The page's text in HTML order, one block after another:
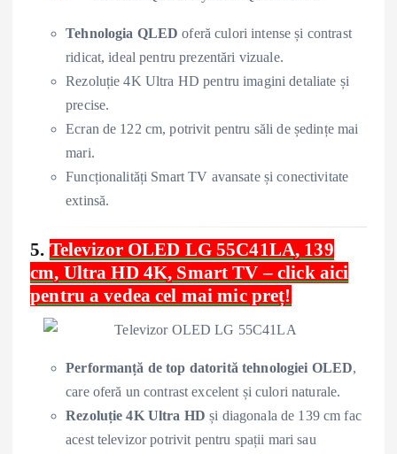
Tehnologia QLED oferă culori intense și contrast
ridicat, ideal pentru prezentări vizuale.
Rezoluție 4K Ultra HD pentru imagini detaliate și
precise.
Ecran de 122 cm, potrivit pentru săli de ședințe mai
mari.
Funcționalități Smart TV avansate și conectivitate
extinsă.
5. Televizor OLED LG 55C41LA, 139
cm, Ultra HD 4K, Smart TV – click aici
pentru a vedea cel mai mic preț!
Performanță de top datorită tehnologiei OLED,
care oferă un contrast excelent și culori naturale.
Rezoluție 4K Ultra HD și diagonala de 139 cm fac
acest televizor potrivit pentru spații mari sau